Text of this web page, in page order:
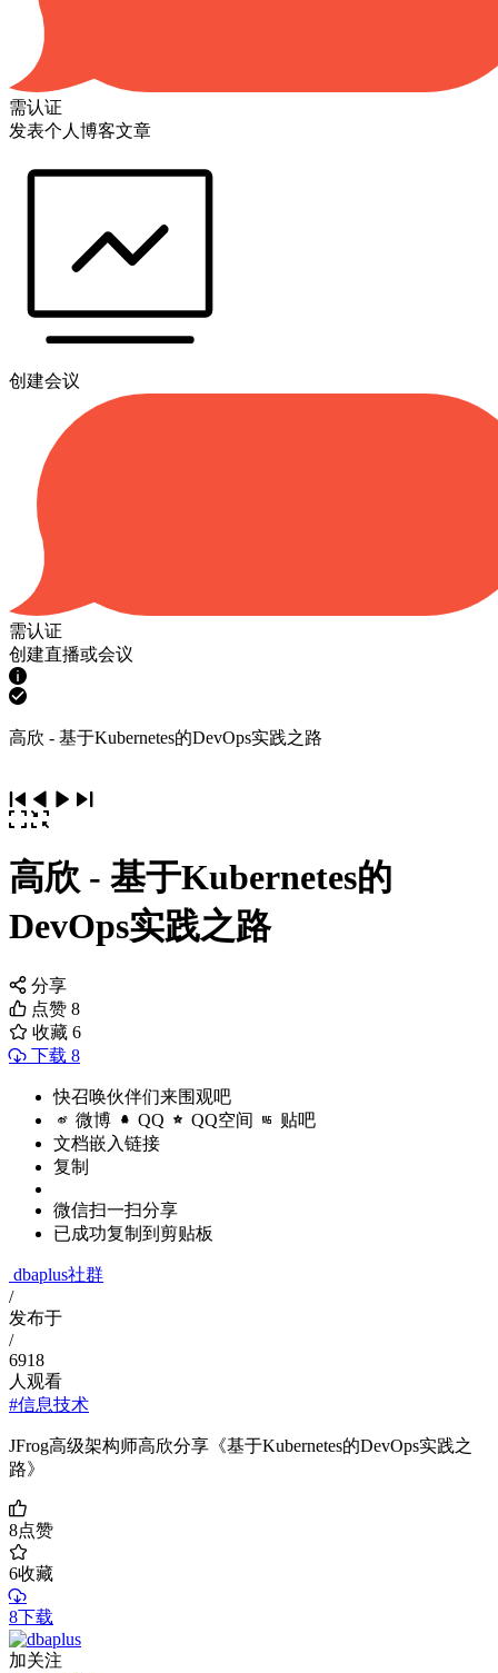
需认证
发表个人博客文章
创建会议
需认证
创建直播或会议
高欣 - 基于Kubernetes的DevOps实践之路
高欣 - 基于Kubernetes的
DevOps实践之路
分享
点赞 8
收藏 6
下载 8
快召唤伙伴们来围观吧
微博 QQ QQ空间 贴吧
文档嵌入链接
复制
微信扫一扫分享
已成功复制到剪贴板
dbaplus社群
/
发布于
/
6918
人观看
#信息技术
JFrog高级架构师高欣分享《基于Kubernetes的DevOps实践之
路》
8点赞
6收藏
8下载
加关注